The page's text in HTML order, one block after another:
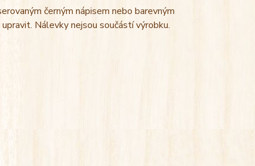
černým nápisem nebo barevným
Nálevky nejsou součástí výrobku.